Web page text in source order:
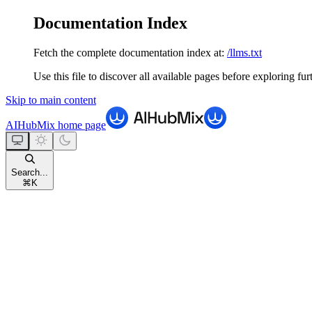
Documentation Index
Fetch the complete documentation index at: /llms.txt
Use this file to discover all available pages before exploring
Skip to main content
AIHubMix home page
Search...
⌘ K